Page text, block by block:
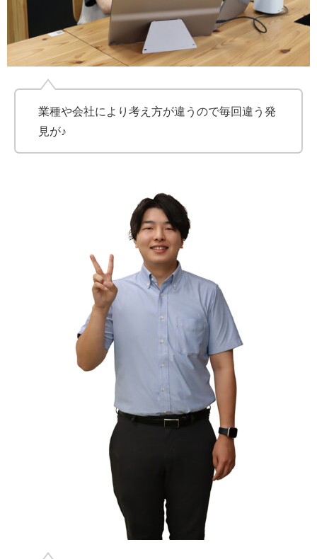
業種や会社により考え方が違うので毎回違う発
見が♪